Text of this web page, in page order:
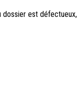
dossier est défectueux,